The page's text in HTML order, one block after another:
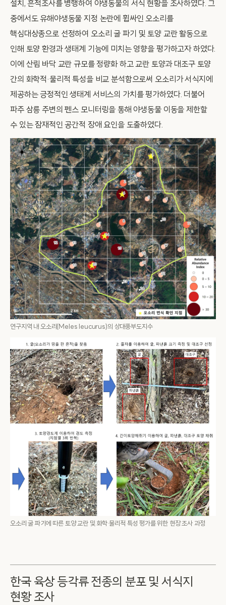
설치, 흔적조사를 병행하여 야생동물의 서식 현황을 조사하였다. 그
중에서도 유해야생동물 지정 논란에 휩싸인 오소리를
핵심대상종으로 선정하여 오소리 굴 파기 및 토양 교란 활동으로
인해 토양 환경과 생태계 기능에 미치는 영향을 평가하고자 하였다.
이에 산림 바닥 교란 규모를 정량화 하고 교란 토양과 대조구 토양
간의 화학적·물리적 특성을 비교 분석함으로써 오소리가 서식지에
제공하는 긍정적인 생태계 서비스의 가치를 평가하였다. 더불어
파주 삼릉 주변의 펜스 모니터링을 통해 야생동물 이동을 제한할
수 있는 잠재적인 공간적 장애 요인을 도출하였다.
연구지역 내 오소리(Meles leucurus)의 상대풍부도지수
오소리 굴 파기에 따른 토양 교란 및 화학·물리적 특성 평가를 위한 현장 조사 과정
한국 육상 등각류 전종의 분포 및 서식지
현황 조사